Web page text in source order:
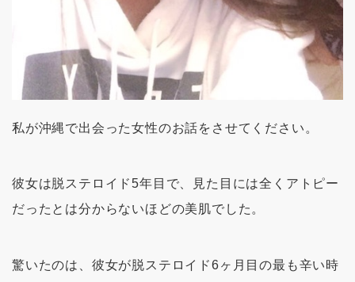
私が沖縄で出会った女性のお話をさせてください。
彼女は脱ステロイド5年目で、見た目には全くアトピー
だったとは分からないほどの美肌でした。
驚いたのは、彼女が脱ステロイド6ヶ月目の最も辛い時